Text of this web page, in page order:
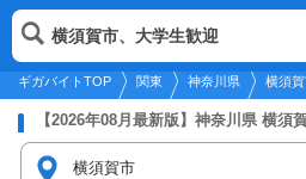
2026年8月9日更新
関東
ギガバイトTOP 関東 神奈川県 横須
横須賀市、大学生歓迎
【2026年08月最新版】神奈川県 横須賀市の大学生歓迎のバイ
横須賀市